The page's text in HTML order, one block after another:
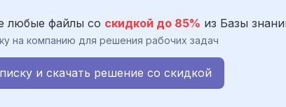
любые файлы со скидкой до 85% из Базы
на компанию для решения рабочих задач
и скачать решение со скидкой